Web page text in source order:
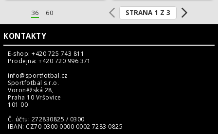
36 60 STRANA 1 Z 3
KONTAKTY
E-shop: +420 725 743 811
Prodejna: +420 720 996 371
info@sportfotbal.cz
Sportfotbal s.r.o.
Voroněžská 28,
Praha 10 Vršovice
101 00
Č. účtu: 272830825 / 0300
IBAN: CZ70 0300 0000 0002 7283 0825